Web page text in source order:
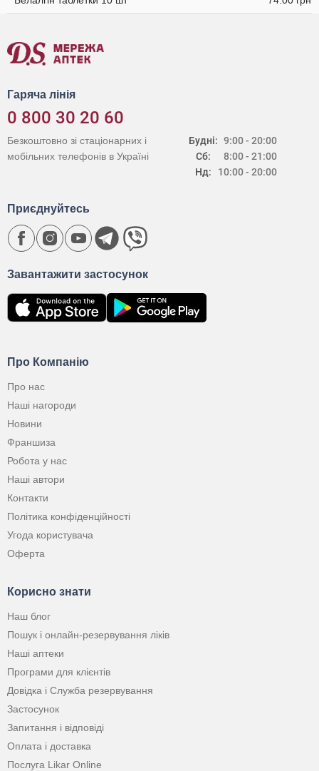
Гаряча лінія
0 800 30 20 60
Будні:
Сб:
Нд:
9:00 - 20:00
8:00 - 21:00
10:00 - 20:00
Безкоштовно зі стаціонарних і
мобільних телефонів в Україні
Про Компанію
Про нас
Наші нагороди
Новини
Франшиза
Робота у нас
Наші автори
Контакти
Політика конфіденційності
Угода користувача
Оферта
Корисно знати
Наш блог
Пошук і онлайн-резервування ліків
Наші аптеки
Програми для клієнтів
Довідка і Служба резервування
Застосунок
Запитання і відповіді
Оплата і доставка
Послуга Likar Online
Завантажити застосунок
Приєднуйтесь